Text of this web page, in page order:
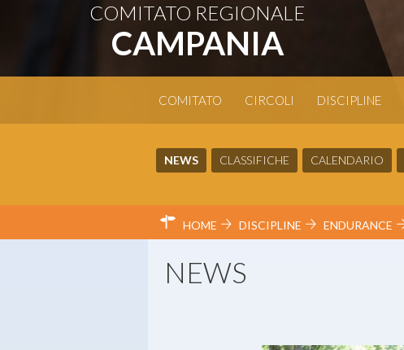
COMITATO REGIONALE
CAMPANIA
COMITATO CIRCOLI DISCIPLINE
NEWS CLASSIFICHE CALENDARIO
HOME DISCIPLINE ENDURANCE
NEWS